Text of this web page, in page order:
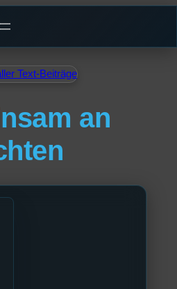
Text-Beiträge
an